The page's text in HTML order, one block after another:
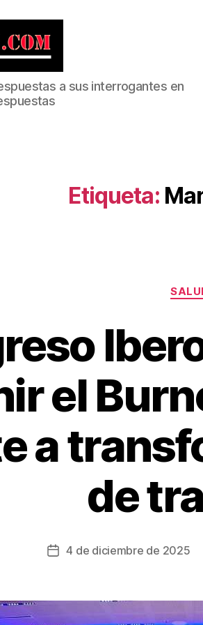
a sus interrogantes en
Etiqueta:
el
a
de
Fecha
entrada
4 de diciembre de 2025